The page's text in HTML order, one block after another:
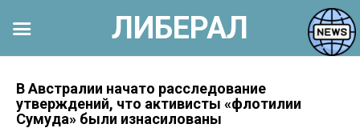
контенту
В Австралии начато расследование
утверждений, что активисты «флотилии
Сумуда» были изнасилованы
ЛИБЕРАЛ